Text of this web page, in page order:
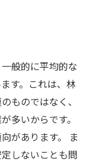
般的に平均的な
す。これは、林
ものではなく、
多いからです。
があります。 ま
しないことも問